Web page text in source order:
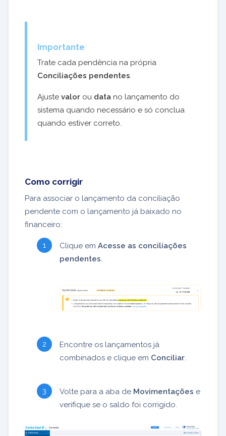
Importante
Trate cada pendência na própria
Conciliações pendentes
Ajuste valor ou data no lançamento do
sistema quando necessário e só conclua
quando estiver correto.
Como corrigir
Para associar o lançamento da conciliação
pendente com o lançamento já baixado no
financeiro:
Clique em Acesse as conciliações
pendentes
Encontre os lançamentos já
combinados e clique em Conciliar.
Volte para a aba de Movimentações e
verifique se o saldo foi corrigido.